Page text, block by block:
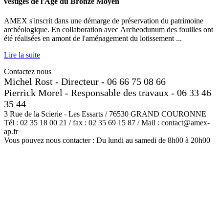
AMEX s'inscrit dans une démarge de préservation du patrimoine
archéologique. En collaboration avec Archeodunum des fouilles ont
été réalisées en amont de l'aménagement du lotissement ...
Lire la suite
Contactez nous
Michel Rost - Directeur - 06 66 75 08 66
Pierrick Morel - Responsable des travaux - 06 33 46
35 44
3 Rue de la Scierie - Les Essarts / 76530 GRAND COURONNE
Tél : 02 35 18 00 21 / fax : 02 35 69 15 87 / Mail : contact@amex-
ap.fr
Vous pouvez nous contacter : Du lundi au samedi de 8h00 à 20h00